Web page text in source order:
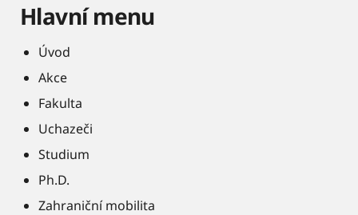
Hlavní menu
Úvod
Akce
Fakulta
Uchazeči
Studium
Ph.D.
Zahraniční mobilita